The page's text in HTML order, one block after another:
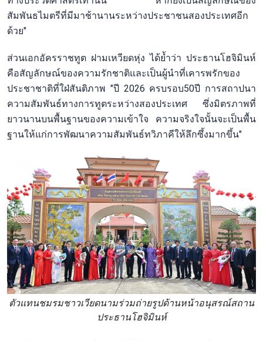
สัมพันธไมตรีที่มีมาช้านานระหว่างประชาชนสองประเทศอีก
ด้วย"
ส่วนเอกอัครราชทูต ฝามเหวียดหุ่ง ได้ย้ำว่า ประธานโฮจิมินห์
คือสัญลักษณ์ของความรักชาติและเป็นผู้นำที่เคารพรักของ
ประชาชาติที่ใฝ่สันติภาพ "ปี 2026 ครบรอบ50ปี การสถาปนา
ความสัมพันธ์ทางการทูตระหว่างสองประเทศ ซึ่งมิตรภาพที่
ยาวนานบนพื้นฐานของความเข้าใจ ความจริงใจนั้นจะเป็นพื้น
ฐานให้แก่การพัฒนาความสัมพันธ์ทวิภาคีให้ลึกซึ้งมากขึ้น"
ตัวแทนชมรมชาวเวียดนามร่วมถ่ายรูปด้านหน้าอนุสรณ์สถาน
ประธานโฮจิมินห์